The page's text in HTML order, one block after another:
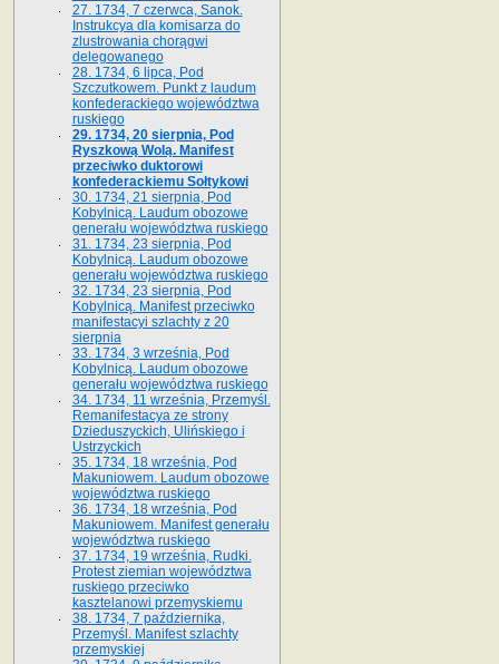
27. 1734, 7 czerwca, Sanok.
Instrukcya dla komisarza do
zlustrowania chorągwi
delegowanego
28. 1734, 6 lipca, Pod
Szczutkowem. Punkt z laudum
konfederackiego województwa
ruskiego
29. 1734, 20 sierpnia, Pod
Ryszkową Wolą. Manifest
przeciwko duktorowi
konfederackiemu Sołtykowi
30. 1734, 21 sierpnia, Pod
Kobylnicą. Laudum obozowe
generału województwa ruskiego
31. 1734, 23 sierpnia, Pod
Kobylnicą. Laudum obozowe
generału województwa ruskiego
32. 1734, 23 sierpnia, Pod
Kobylnicą. Manifest przeciwko
manifestacyi szlachty z 20
sierpnia
33. 1734, 3 września, Pod
Kobylnicą. Laudum obozowe
generału województwa ruskiego
34. 1734, 11 września, Przemyśl.
Remanifestacya ze strony
Dzieduszyckich, Ulińskiego i
Ustrzyckich
35. 1734, 18 września, Pod
Makuniowem. Laudum obozowe
województwa ruskiego
36. 1734, 18 września, Pod
Makuniowem. Manifest generału
województwa ruskiego
37. 1734, 19 września, Rudki.
Protest ziemian województwa
ruskiego przeciwko
kasztelanowi przemyskiemu
38. 1734, 7 października,
Przemyśl. Manifest szlachty
przemyskiej